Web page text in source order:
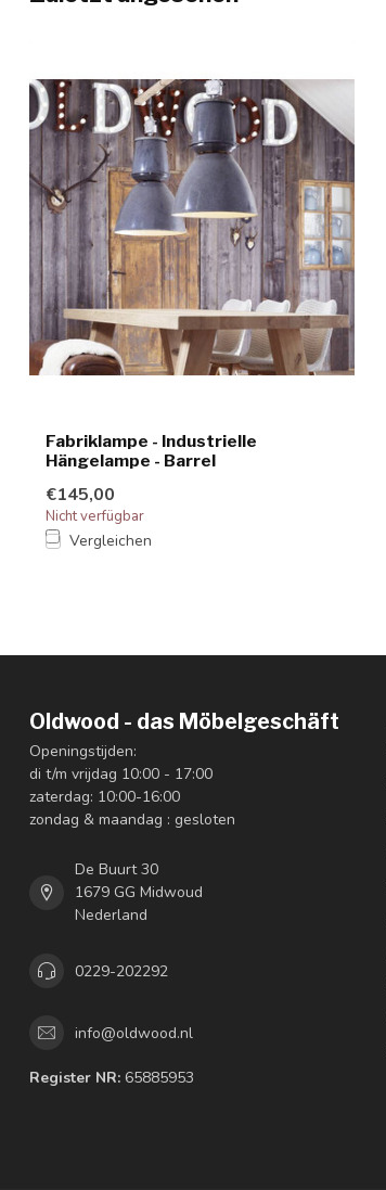
Fabriklampe - Industrielle
Hängelampe - Barrel
€145,00
Nicht verfügbar
Vergleichen
Oldwood - das Möbelgeschäft
Openingstijden:
di t/m vrijdag 10:00 - 17:00
zaterdag: 10:00-16:00
zondag & maandag : gesloten
De Buurt 30
1679 GG Midwoud
Nederland
0229-202292
info@oldwood.nl
Register NR: 65885953